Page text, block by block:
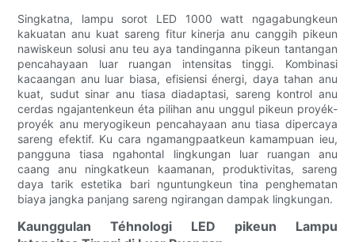
Singkatna, lampu sorot LED 1000 watt ngagabungkeun
kakuatan anu kuat sareng fitur kinerja anu canggih pikeun
nawiskeun solusi anu teu aya tandinganna pikeun tantangan
pencahayaan luar ruangan intensitas tinggi. Kombinasi
kacaangan anu luar biasa, efisiensi énergi, daya tahan anu
kuat, sudut sinar anu tiasa diadaptasi, sareng kontrol anu
cerdas ngajantenkeun éta pilihan anu unggul pikeun proyék-
proyék anu meryogikeun pencahayaan anu tiasa dipercaya
sareng efektif. Ku cara ngamangpaatkeun kamampuan ieu,
pangguna tiasa ngahontal lingkungan luar ruangan anu
caang anu ningkatkeun kaamanan, produktivitas, sareng
daya tarik estetika bari nguntungkeun tina penghematan
biaya jangka panjang sareng ngirangan dampak lingkungan.
Kaunggulan Téhnologi LED pikeun Lampu